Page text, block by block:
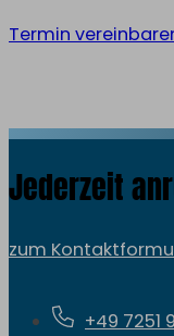
Termin
Jederzeit
zum
+49 7251